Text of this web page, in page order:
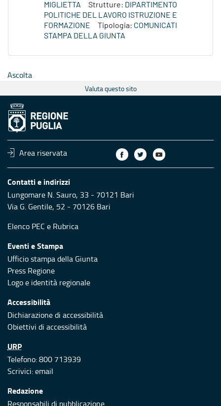
MIGLIETTA
Strutture: DIPARTIMENTO
POLITICHE DEL LAVORO ISTRUZIONE E
FORMAZIONE
Tipologia: COMUNICATI
STAMPA DELLA GIUNTA
Ascolta
Valuta questo sito
Area riservata
Contatti e indirizzi
Lungomare N. Sauro, 33 - 70121 Bari
Via G. Gentile, 52 - 70126 Bari
Elenco PEC e Rubrica
Eventi e Stampa
Ufficio stampa della Giunta
Press Regione
Logo e identità regionale
Accessibilità
Dichiarazione di accessibilità
Obiettivi di accessibilità
URP
Telefono: 800 713939
Scrivici:email
Redazione
Responsabili di pubblicazione